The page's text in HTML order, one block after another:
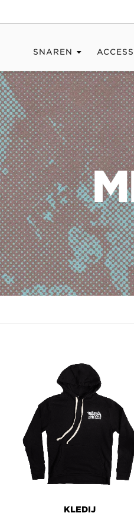
SNAREN
KLEDIJ